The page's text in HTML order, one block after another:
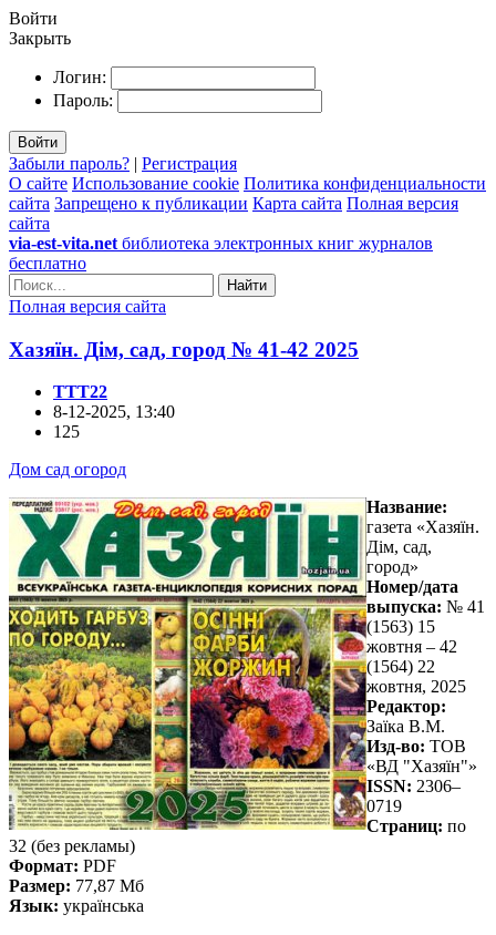
Войти
Закрыть
Логин:
Пароль:
Войти
Забыли пароль? | Регистрация
О сайте Использование cookie Политика конфиденциальности
сайта Запрещено к публикации Карта сайта Полная версия
сайта
via-est-vita.net библиотека электронных книг журналов
бесплатно
Найти
Полная версия сайта
Хазяїн. Дім, сад, город № 41-42 2025
TTT22
8-12-2025, 13:40
125
Дом сад огород
Название:
газета «Хазяїн.
Дім, сад,
город»
Номер/дата
выпуска: № 41
(1563) 15
жовтня – 42
(1564) 22
жовтня, 2025
Редактор:
Заїка В.М.
Изд-во: ТОВ
«ВД "Хазяїн"»
ISSN: 2306–
0719
Страниц: по
32 (без рекламы)
Формат: PDF
Размер: 77,87 Мб
Язык: українська